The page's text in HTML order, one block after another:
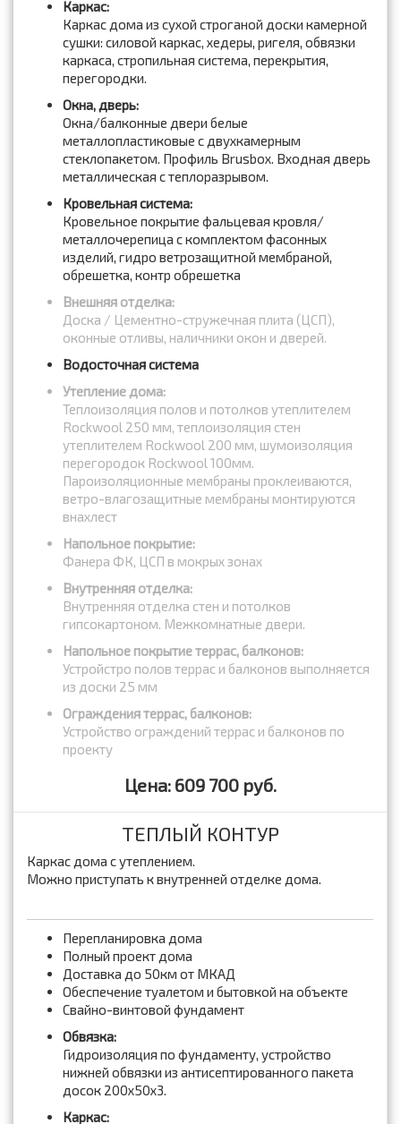
Каркас:
Каркас дома из сухой строганой доски камерной
сушки: силовой каркас, хедеры, ригеля, обвязки
каркаса, стропильная система, перекрытия,
перегородки.
Окна, дверь:
Окна/балконные двери белые
металлопластиковые с двухкамерным
стеклопакетом. Профиль Brusbox. Входная дверь
металлическая с теплоразрывом.
Кровельная система:
Кровельное покрытие фальцевая кровля/
металлочерепица с комплектом фасонных
изделий, гидро ветрозащитной мембраной,
обрешетка, контр обрешетка
Внешняя отделка:
Доска / Цементно-стружечная плита (ЦСП),
оконные отливы, наличники окон и дверей.
Водосточная система
Утепление дома:
Теплоизоляция полов и потолков утеплителем
Rockwool 250 мм, теплоизоляция стен
утеплителем Rockwool 200 мм, шумоизоляция
перегородок Rockwool 100мм.
Пароизоляционные мембраны проклеиваются,
ветро-влагозащитные мембраны монтируются
внахлест
Напольное покрытие:
Фанера ФК, ЦСП в мокрых зонах
Внутренняя отделка:
Внутренняя отделка стен и потолков
гипсокартоном. Межкомнатные двери.
Напольное покрытие террас, балконов:
Устройстро полов террас и балконов выполняется
из доски 25 мм
Ограждения террас, балконов:
Устройство ограждений террас и балконов по
проекту
Цена: 609 700 руб.
ТЕПЛЫЙ КОНТУР
Каркас дома с утеплением.
Можно приступать к внутренней отделке дома.
Перепланировка дома
Полный проект дома
Доставка до 50км от МКАД
Обеспечение туалетом и бытовкой на объекте
Свайно-винтовой фундамент
Обвязка:
Гидроизоляция по фундаменту, устройство
нижней обвязки из антисептированного пакета
досок 200x50x3.
Каркас: